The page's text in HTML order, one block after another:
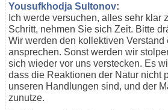
Yousufkhodja Sultonov:
Ich werde versuchen, alles sehr klar
Schritt, nehmen Sie sich Zeit. Bitte
Wir werden den kollektiven Verstand
ansprechen. Sonst werden wir
sich wieder vor uns verstecken. Es
dass die Reaktionen der Natur nicht
unseren Handlungen sind, und der
zunutze.